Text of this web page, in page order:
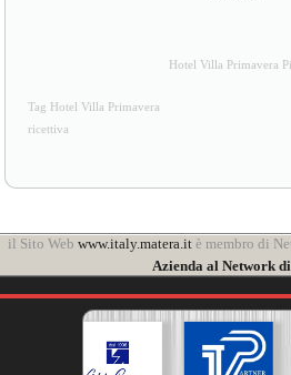
Hotel Villa Primavera
Tag Hotel Villa Primavera
ricettiva
il Sito Web www.italy.matera.itè membro di
Azienda al Network